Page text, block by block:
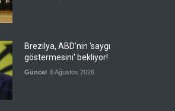
Brezilya, ABD'nin 'saygı
göstermesini' bekliyor!
Güncel 6 Ağustos 2026